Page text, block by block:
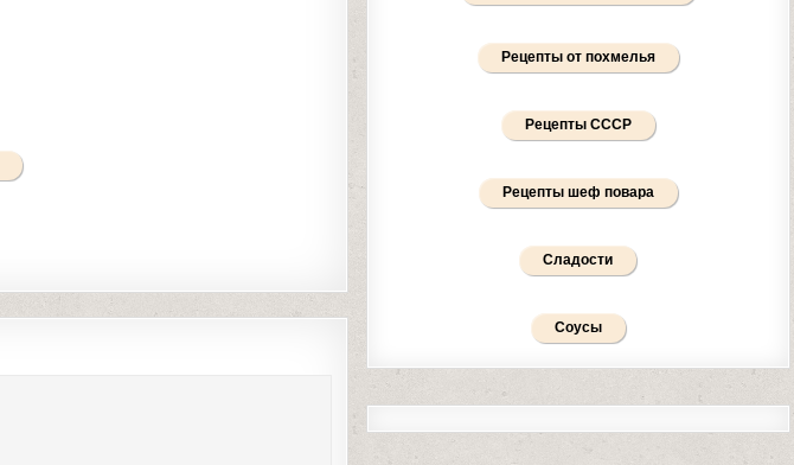
Рецепты от похмелья
Рецепты СССР
Рецепты шеф повара
Сладости
Соусы